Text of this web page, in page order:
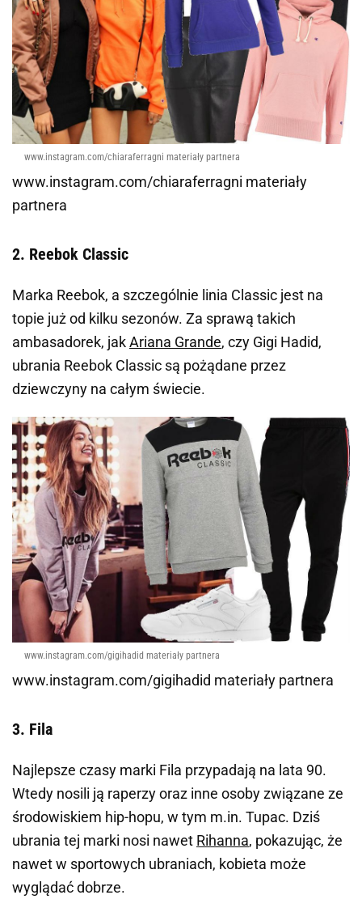
www.instagram.com/chiaraferragni materiały partnera
www.instagram.com/chiaraferragni materiały
partnera
2. Reebok Classic
Marka Reebok, a szczególnie linia Classic jest na
topie już od kilku sezonów. Za sprawą takich
ambasadorek, jakAriana Grande, czy Gigi Hadid,
ubrania Reebok Classic są pożądane przez
dziewczyny na całym świecie.
www.instagram.com/gigihadid materiały partnera
www.instagram.com/gigihadid materiały partnera
3. Fila
Najlepsze czasy marki Fila przypadają na lata 90.
Wtedy nosili ją raperzy oraz inne osoby związane ze
środowiskiem hip-hopu, w tym m.in. Tupac. Dziś
ubrania tej marki nosi nawet Rihanna, pokazując, że
nawet w sportowych ubraniach, kobieta może
wyglądać dobrze.